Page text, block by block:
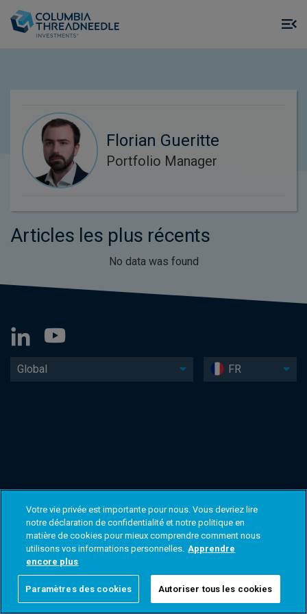
Florian Gueritte
Portfolio Manager
Articles les plus récents
No data was found
Global FR
Votre vie privée est importante pour nous. Vous devriez lire
notre déclaration de confidentialité et notre politique en
matière de cookies pour mieux comprendre comment nous
utilisons vos informations personnelles. Apprendre
encore plus
Paramètres des cookies Autoriser tous les cookies